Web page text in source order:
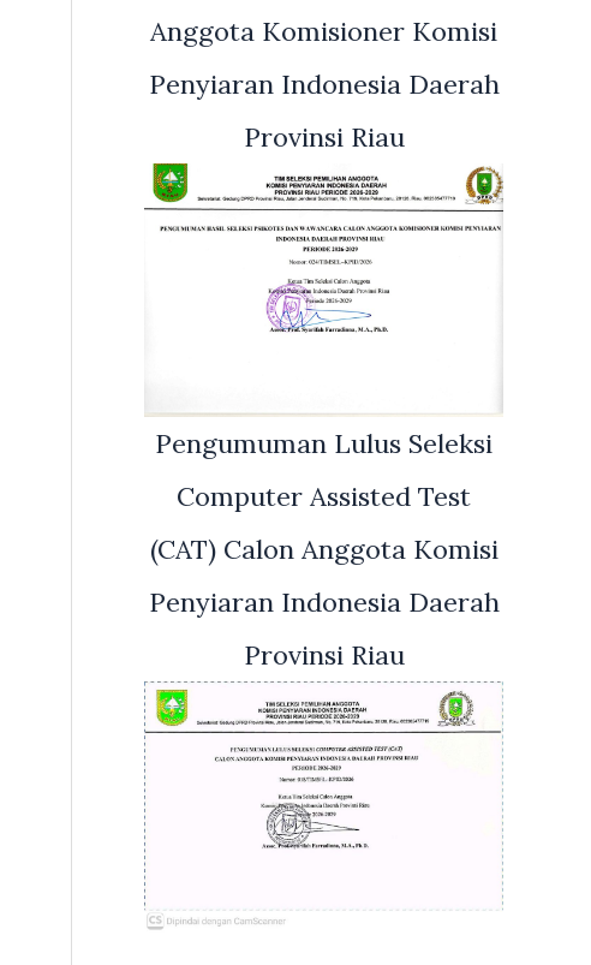
Anggota Komisioner Komisi
Penyiaran Indonesia Daerah
Provinsi Riau
Pengumuman Lulus Seleksi
Computer Assisted Test
(CAT) Calon Anggota Komisi
Penyiaran Indonesia Daerah
Provinsi Riau